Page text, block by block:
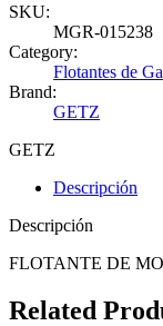
SKU:
MGR-015238
Category:
Flotantes de
Brand:
GETZ
GETZ
Descripción
Descripción
FLOTANTE DE
Related